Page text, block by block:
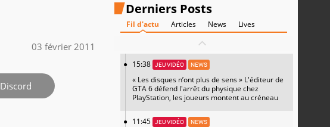
03 février 2011
Discord
Derniers Posts
Fil d'actu Articles News Lives
15:38 JEU VIDÉO NEWS
« Les disques n’ont plus de sens » L'éditeur de
GTA 6 défend l'arrêt du physique chez
PlayStation, les joueurs montent au créneau
11:45 JEU VIDÉO NEWS